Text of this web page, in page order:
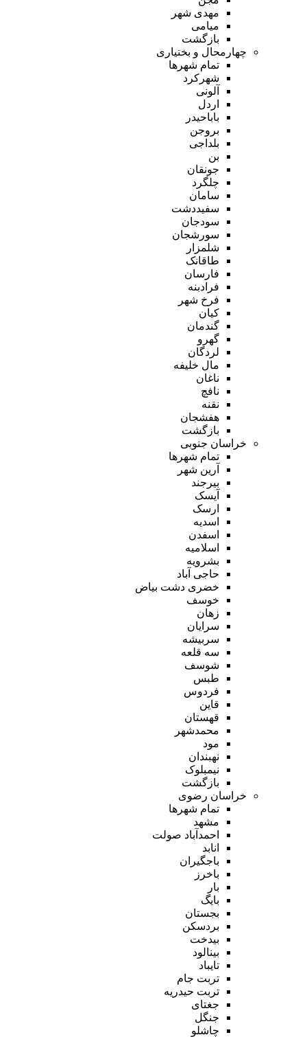
مهدی شهر
میامی
بازگشت
چهارمحال و بختیاری
تمام شهر‌ها
شهرکرد
آلونی
اردل
باباحیدر
بروجن
بلداجی
بن
جونقان
چلگرد
سامان
سفیددشت
سودجان
سورشجان
شلمزار
طاقانک
فارسان
فرادبنه
فرخ شهر
کیان
گندمان
گهرو
لردگان
مال خلیفه
ناغان
نافچ
نقنه
هفشجان
بازگشت
خراسان جنوبی
تمام شهر‌ها
آرین شهر
بیرجند
آیسک
ارسک
اسدیه
اسفدن
اسلامیه
بشرویه
حاجی آباد
خضری دشت بیاض
خوسف
زهان
سرایان
سربیشه
سه قلعه
شوسف
طبس
فردوس
قاین
قهستان
محمدشهر
مود
نهبندان
نیمبلوک
بازگشت
خراسان رضوی
تمام شهر‌ها
مشهد
احمدآباد صولت
انابد
باجگیران
باخرز
بار
بایگ
بجستان
بردسکن
بیدخت
بینالود
تایباد
تربت جام
تربت حیدریه
جغتای
جنگل
چاشلو